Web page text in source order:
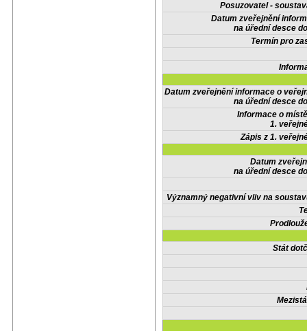
Posuzovatel -
Datum zveřejnění
na úřední desce
Termín pro
Datum zveřejnění informace o
na úřední desce
Informace o
1.
Zápis z 1.
Datum
na úřední desce
Významný negativní vliv na
Stát